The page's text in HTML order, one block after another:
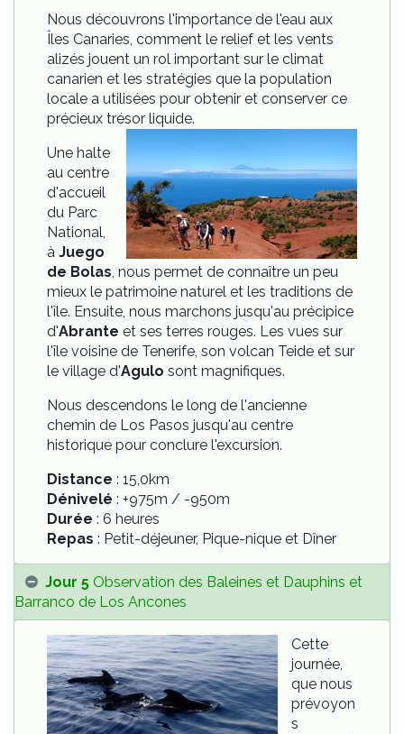
Nous découvrons l'importance de l'eau aux
Îles Canaries, comment le relief et les vents
alizés jouent un rol important sur le climat
canarien et les stratégies que la population
locale a utilisées pour obtenir et conserver ce
précieux trésor liquide.
Une halte
au centre
d'accueil
du Parc
National,
à Juego
de Bolas, nous permet de connaître un peu
mieux le patrimoine naturel et les traditions de
l'île. Ensuite, nous marchons jusqu'au précipice
d'Abrante et ses terres rouges. Les vues sur
l'île voisine de Tenerife, son volcan Teide et sur
le village d'Agulo sont magnifiques.
Nous descendons le long de l'ancienne
chemin de Los Pasos jusqu'au centre
historique pour conclure l'excursion.
Distance : 15,0km
Dénivelé : +975m / -950m
Durée : 6 heures
Repas : Petit-déjeuner, Pique-nique et Dîner
Jour 5 Observation des Baleines et Dauphins et
Barranco de Los Ancones
Cette
journée,
que nous
prévoyon
s